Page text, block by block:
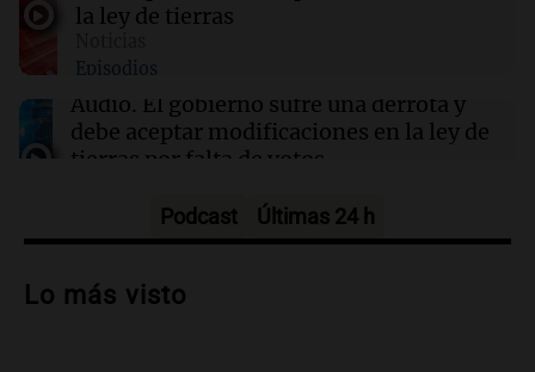
Clima en Salta: cómo seguirá el tiempo este
jueves 6 de agosto
la ley de tierras
Episodios
Audio. El gobierno sufre una derrota y
debe aceptar modificaciones en la ley de
tierras por falta de votos
Audio.Santa Cruz restituye salarios
fechas clave de 2023
Podcast Últimas 24 h
Lo más visto